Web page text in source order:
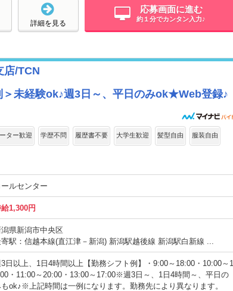
応募画面に進む
約１分でカンタン入力♪
詳細を見る
/TCN
＞未経験ok♪週3日～、平日のみok★Web登録♪
ター歓迎 学歴不問 履歴書不要 大学生歓迎 髪型自由 服装自由
ールセンター
1,300円
潟県新潟市中央区
駅：信越本線(直江津－新潟) 新潟駅越後線 新潟駅白新線 ...
日以上、1日4時間以上【勤務シフト例】・9:00～18:00・10:00～1
・11:00～20:00・13:00～17:00※週3日～、1日4時間～、平日の
ok♪※上記時間は一例になります。勤務先により異なります。